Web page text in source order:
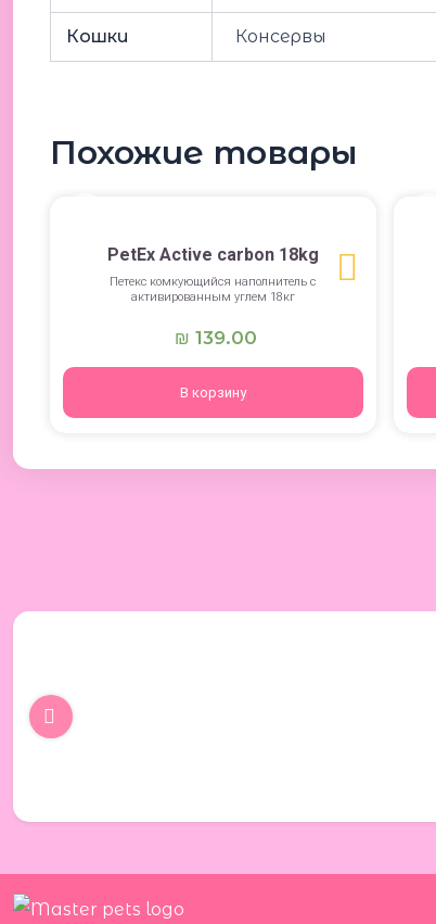
Кошки Консервы
Похожие товары
PetEx Active carbon 18kg
Петекс комкующийся наполнитель с
активированным углем 18кг
₪ 139.00
В корзину